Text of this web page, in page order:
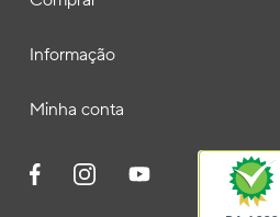
Informação
Minha conta